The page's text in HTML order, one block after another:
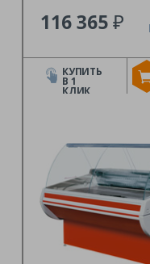
116 365₽
КУПИТЬ
В 1
КЛИК